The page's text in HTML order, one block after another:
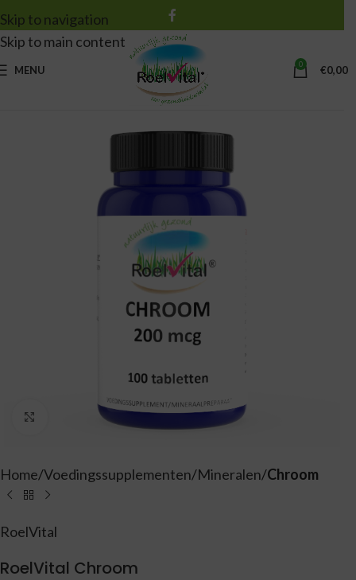
Skip to navigation
Skip to main content
MENU 0 €0,00
Vergroten
Home Voedingssupplementen Mineralen Chroom
RoelVital
RoelVital Chroom